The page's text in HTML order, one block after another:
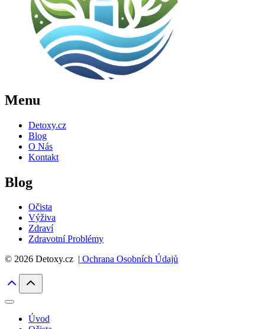
Menu
Detoxy.cz
Blog
O Nás
Kontakt
Blog
Očista
Výživa
Zdraví
Zdravotní Problémy
© 2026 Detoxy.cz |
Ochrana Osobních Údajů
Úvod